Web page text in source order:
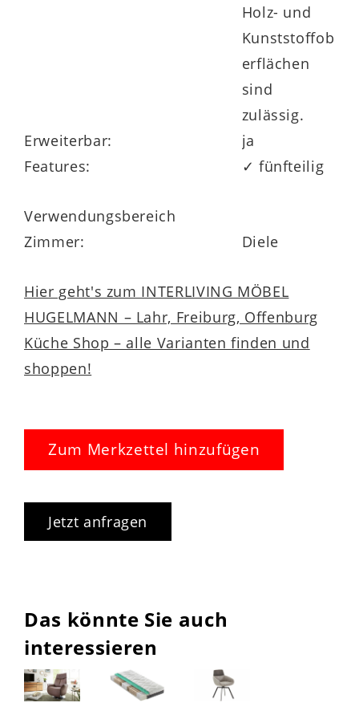
Alternativen oder Ergänzungen dienen
können, entdecken Sie mit der
Holz- und
Kunststoffob
erflächen
sind
zulässig.
Erweiterbar:
ja
Features:
✓ fünfteilig
Verwendungsbereich
Zimmer:
Diele
Hier geht's zum INTERLIVING MÖBEL
HUGELMANN – Lahr, Freiburg, Offenburg
Küche Shop – alle Varianten finden und
shoppen!
Zum Merkzettel hinzufügen
Jetzt anfragen
Das könnte Sie auch
interessieren